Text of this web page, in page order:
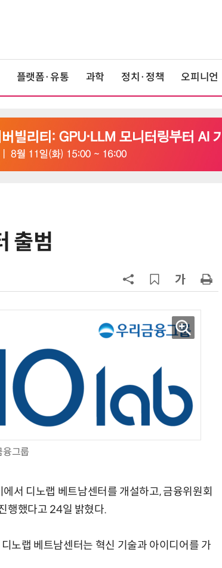
플랫폼·유통 과학 정치·정책 오피니언
출범
융그룹
서 디노랩 베트남센터를 개설하고, 금융위원회
행했다고 24일 밝혔다.
노랩 베트남센터는 혁신 기술과 아이디어를 가
“상장폐지 막아라”…중소 가전 기업,
경찰 압수 코인, 두나무가 보관한
코스피 급등에 매수 사이드카 발동
10 한은 금 매입 나섰지만…개인투자자
는 금 투자 '외면'